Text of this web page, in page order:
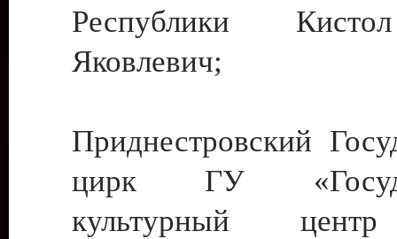
Республики
Яковлевич;
Приднестровский
цирк ГУ
культурный